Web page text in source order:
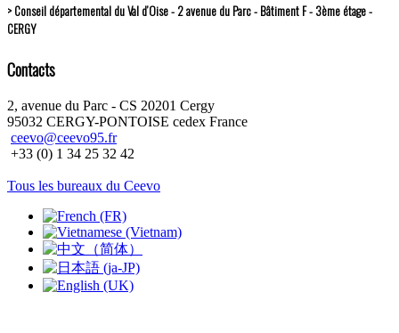
> Conseil départemental du Val d’Oise - 2 avenue du Parc - Bâtiment F - 3ème étage -
CERGY
Contacts
2, avenue du Parc - CS 20201 Cergy
95032 CERGY-PONTOISE cedex France
ceevo@ceevo95.fr
+33 (0) 1 34 25 32 42
Tous les bureaux du Ceevo